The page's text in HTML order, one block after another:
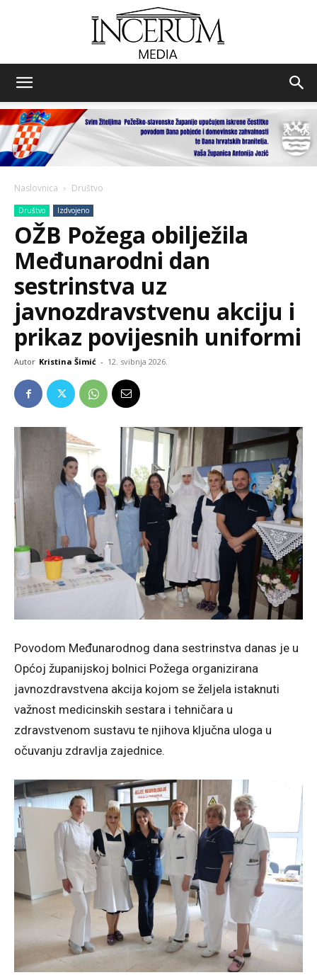
media
Naslovnica Društvo
Društvo Izdvojeno
OŽB Požega obilježila
Međunarodni dan
sestrinstva uz
javnozdravstvenu akciju i
prikaz povijesnih uniformi
Autor Kristina Šimić - 12. svibnja 2026.
Povodom Međunarodnog dana sestrinstva danas je u
Općoj županijskoj bolnici Požega organizirana
javnozdravstvena akcija kojom se željela istaknuti
važnost medicinskih sestara i tehničara u
zdravstvenom sustavu te njihova ključna uloga u
očuvanju zdravlja zajednice.